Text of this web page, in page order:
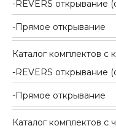
REVERS открывание
Прямое открывание
Каталог комплектов c
REVERS открывание
Прямое открывание
Каталог комплектов c